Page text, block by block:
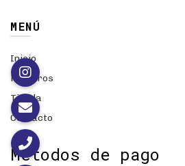
MENÚ
Inicio
Nosotros
Tienda
Contacto
Métodos de pago